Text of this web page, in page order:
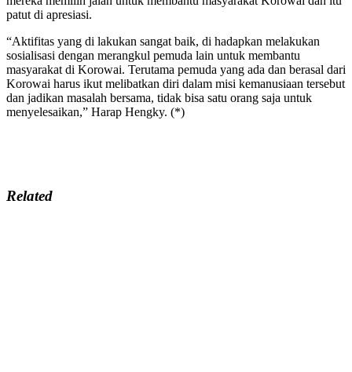
patut di apresiasi.
“Aktifitas yang di lakukan sangat baik, di hadapkan melakukan
sosialisasi dengan merangkul pemuda lain untuk membantu
masyarakat di Korowai. Terutama pemuda yang ada dan berasal dari
Korowai harus ikut melibatkan diri dalam misi kemanusiaan tersebut
dan jadikan masalah bersama, tidak bisa satu orang saja untuk
menyelesaikan,” Harap Hengky. (*)
Related